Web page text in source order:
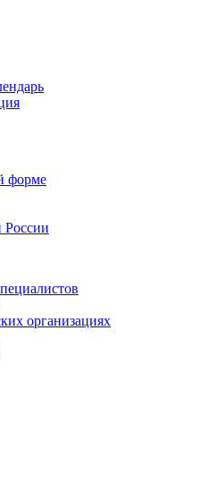
форме
России
организациях